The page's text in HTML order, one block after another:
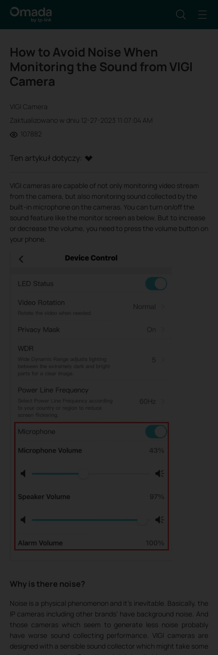
How to Avoid Noise When
Monitoring the Sound from VIGI
Camera
VIGI Camera
Zaktualizowano w dniu 12-27-2023 11:07:04 AM
107882
Ten artykuł dotyczy:
VIGI cameras are capable of not only monitoring video stream
from the camera, but also monitoring sound collected by the
built-in microphone on the cameras. You can turn on/off the
sound feature like the monitor screen as below. But to increase
or decrease the volume, you need to press the volume button on
your phone.
Why is there noise?
Noise is a physical phenomenon and it’s inevitable. Basically, the
IP cameras including other brands’ have background noise. And
those cameras which seem to generate less noise probably
have worse sound collecting performance. VIGI cameras are
designed with a sensible sound collector which might take some